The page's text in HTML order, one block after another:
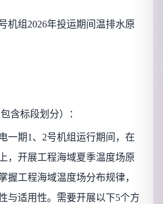
机组2026年投运期间温排水原
含标段划分）：
一期1、2号机组运行期间，在
，开展工程海域夏季温度场原
握工程海域温度场分布规律，
与适用性。需要开展以下5个方